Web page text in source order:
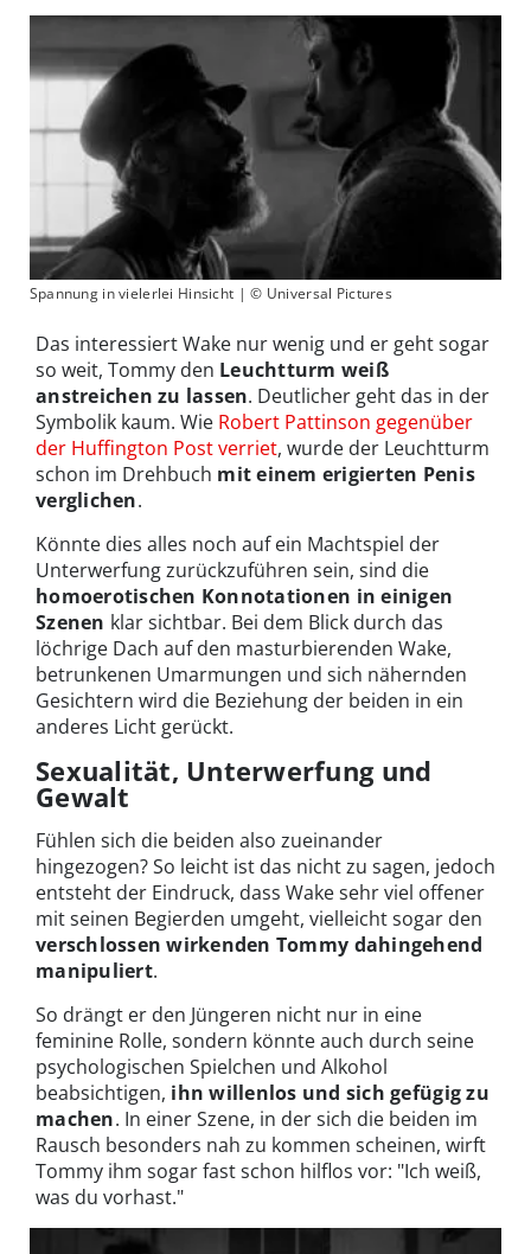
Spannung in vielerlei Hinsicht | © Universal Pictures
Das interessiert Wake nur wenig und er geht sogar
so weit, Tommy den Leuchtturm weiß
anstreichen zu lassen. Deutlicher geht das in der
Symbolik kaum. Wie Robert Pattinson gegenüber
der Huffington Post verriet, wurde der Leuchtturm
schon im Drehbuch mit einem erigierten Penis
verglichen.
Könnte dies alles noch auf ein Machtspiel der
Unterwerfung zurückzuführen sein, sind die
homoerotischen Konnotationen in einigen
Szenen klar sichtbar. Bei dem Blick durch das
löchrige Dach auf den masturbierenden Wake,
betrunkenen Umarmungen und sich nähernden
Gesichtern wird die Beziehung der beiden in ein
anderes Licht gerückt.
Sexualität, Unterwerfung und
Gewalt
Fühlen sich die beiden also zueinander
hingezogen? So leicht ist das nicht zu sagen, jedoch
entsteht der Eindruck, dass Wake sehr viel offener
mit seinen Begierden umgeht, vielleicht sogar den
verschlossen wirkenden Tommy dahingehend
manipuliert.
So drängt er den Jüngeren nicht nur in eine
feminine Rolle, sondern könnte auch durch seine
psychologischen Spielchen und Alkohol
beabsichtigen, ihn willenlos und sich gefügig zu
machen. In einer Szene, in der sich die beiden im
Rausch besonders nah zu kommen scheinen, wirft
Tommy ihm sogar fast schon hilflos vor: "Ich weiß,
was du vorhast."